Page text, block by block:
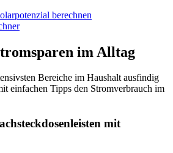
berechnen
im Alltag
Bereiche im Haushalt ausfindig
einfachen Tipps den Stromverbrauch im
mit